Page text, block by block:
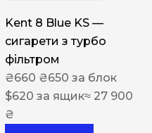
Kent 8 Blue KS —
сигарети з турбо
фільтром
₴660 ₴650 за блок
$620 за ящик≈ 27 900
₴